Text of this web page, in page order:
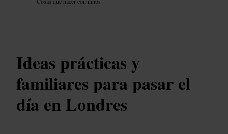
Ideas prácticas y
familiares para pasar el
día en Londres